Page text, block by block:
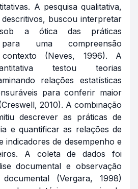
A pesquisa qualitativa,
descritivos, buscou interpretar
a ótica das práticas
para uma compreensão
(Neves, 1996). A
testou teorias
relações estatísticas
para conferir maior
2010). A combinação
descrever as práticas de
e quantificar as relações de
indicadores de desempenho e
A coleta de dados foi
documental e observação
(Vergara, 1998)